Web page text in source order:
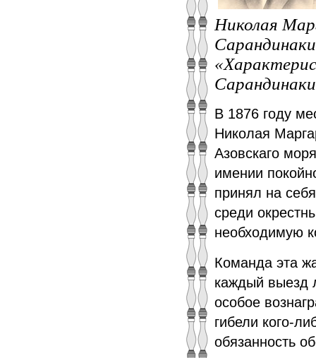
Николая
В 1876 году
Николая
Азовскаго
имении
принял на
среди
необходимую
Команда эта
каждый выезд
особое
гибели кого-
обязанность